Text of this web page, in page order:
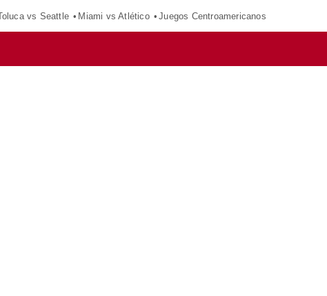
vs Seattle Miami vs Atlético Juegos Centroamericanos